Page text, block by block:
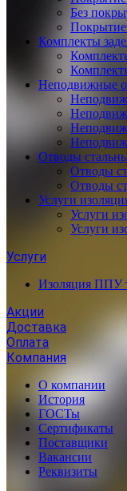
Без
Комплекты
Неподвижные
Отводы
Отводы
Отводы
Услуги
Услуги
Услуги
Услуги
Изоляция ППУ
Акции
Доставка
Оплата
Компания
О компании
История
ГОСТы
Сертификаты
Поставщики
Вакансии
Реквизиты